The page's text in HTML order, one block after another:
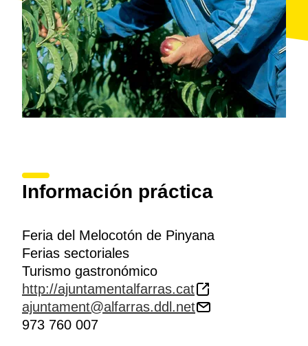
Información práctica
Feria del Melocotón de Pinyana
Ferias sectoriales
Turismo gastronómico
http://ajuntamentalfarras.cat
ajuntament@alfarras.ddl.net
973 760 007